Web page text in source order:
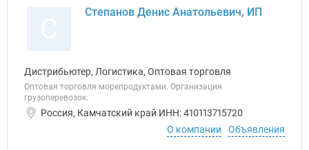
Степанов Денис Анатольевич, ИП
Дистрибьютер, Логистика, Оптовая торговля
Оптовая торговля морепродуктами. Организация
грузоперевозок.
Россия, Камчатский край ИНН: 410113715720
О компании
Объявления